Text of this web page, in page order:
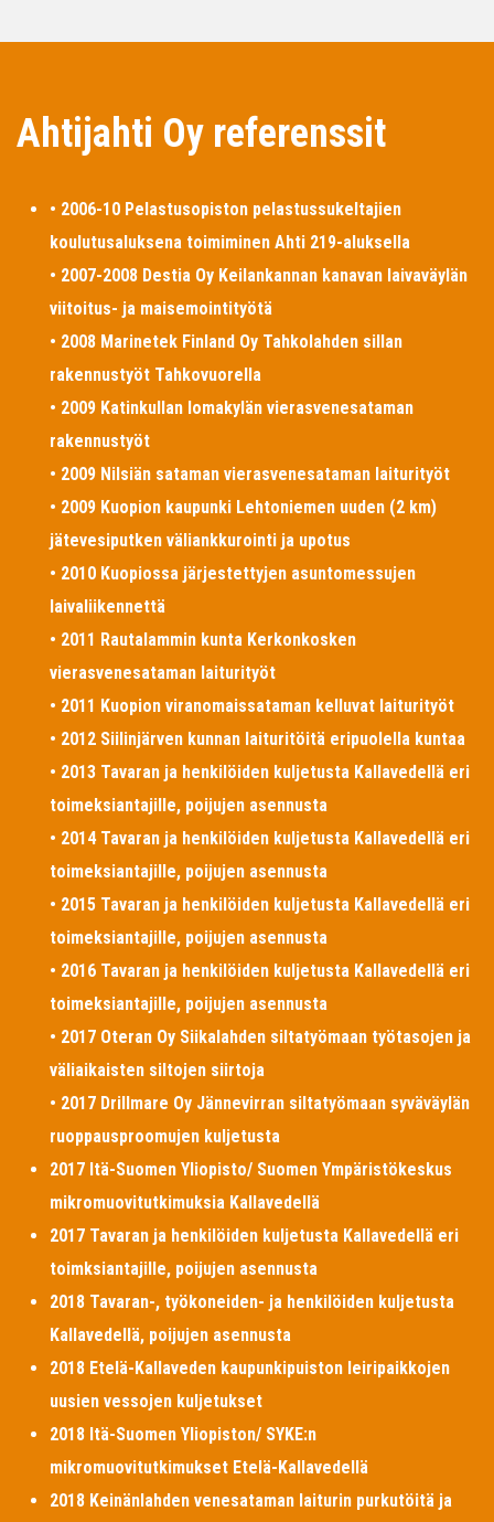
Ahtijahti Oy referenssit
• 2006-10 Pelastusopiston pelastussukeltajien
koulutusaluksena toimiminen Ahti 219-aluksella
• 2007-2008 Destia Oy Keilankannan kanavan laivaväylän
viitoitus- ja maisemointityötä
• 2008 Marinetek Finland Oy Tahkolahden sillan
rakennustyöt Tahkovuorella
• 2009 Katinkullan lomakylän vierasvenesataman
rakennustyöt
• 2009 Nilsiän sataman vierasvenesataman laiturityöt
• 2009 Kuopion kaupunki Lehtoniemen uuden (2 km)
jätevesiputken väliankkurointi ja upotus
• 2010 Kuopiossa järjestettyjen asuntomessujen
laivaliikennettä
• 2011 Rautalammin kunta Kerkonkosken
vierasvenesataman laiturityöt
• 2011 Kuopion viranomaissataman kelluvat laiturityöt
• 2012 Siilinjärven kunnan laituritöitä eripuolella kuntaa
• 2013 Tavaran ja henkilöiden kuljetusta Kallavedellä eri
toimeksiantajille, poijujen asennusta
• 2014 Tavaran ja henkilöiden kuljetusta Kallavedellä eri
toimeksiantajille, poijujen asennusta
• 2015 Tavaran ja henkilöiden kuljetusta Kallavedellä eri
toimeksiantajille, poijujen asennusta
• 2016 Tavaran ja henkilöiden kuljetusta Kallavedellä eri
toimeksiantajille, poijujen asennusta
• 2017 Oteran Oy Siikalahden siltatyömaan työtasojen ja
väliaikaisten siltojen siirtoja
• 2017 Drillmare Oy Jännevirran siltatyömaan syväväylän
ruoppausproomujen kuljetusta
2017 Itä-Suomen Yliopisto/ Suomen Ympäristökeskus
mikromuovitutkimuksia Kallavedellä
2017 Tavaran ja henkilöiden kuljetusta Kallavedellä eri
toimksiantajille, poijujen asennusta
2018 Tavaran-, työkoneiden- ja henkilöiden kuljetusta
Kallavedellä, poijujen asennusta
2018 Etelä-Kallaveden kaupunkipuiston leiripaikkojen
uusien vessojen kuljetukset
2018 Itä-Suomen Yliopiston/ SYKE:n
mikromuovitutkimukset Etelä-Kallavedellä
2018 Keinänlahden venesataman laiturin purkutöitä ja